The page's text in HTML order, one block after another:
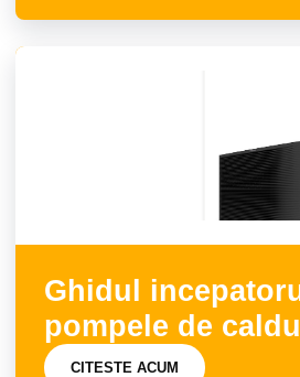
Ghidul
pompele de
CITESTE ACUM